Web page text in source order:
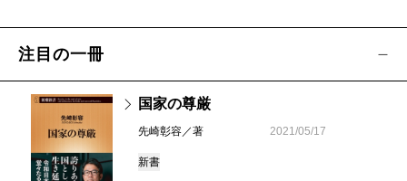
注目の一冊
国家の尊厳
先崎彰容／著 2021/05/17
新書